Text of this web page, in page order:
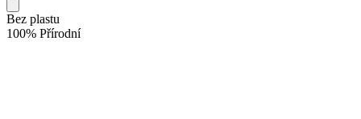
Bez plastu
100% Přírodní